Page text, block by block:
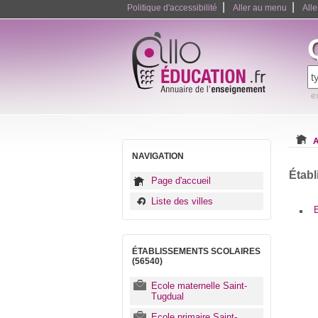
Politique d'accessibilité Aller au menu
NAVIGATION
Page d'accueil
Liste des villes
ÉTABLISSEMENTS SCOLAIRES
(56540)
Ecole maternelle Saint-
Tugdual